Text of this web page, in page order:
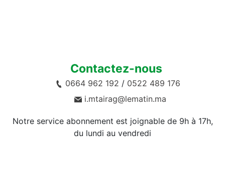
Contactez-nous
0664 962 192 / 0522 489 176
i.mtairag@lematin.ma
Notre service abonnement est joignable de 9h à 17h,
du lundi au vendredi